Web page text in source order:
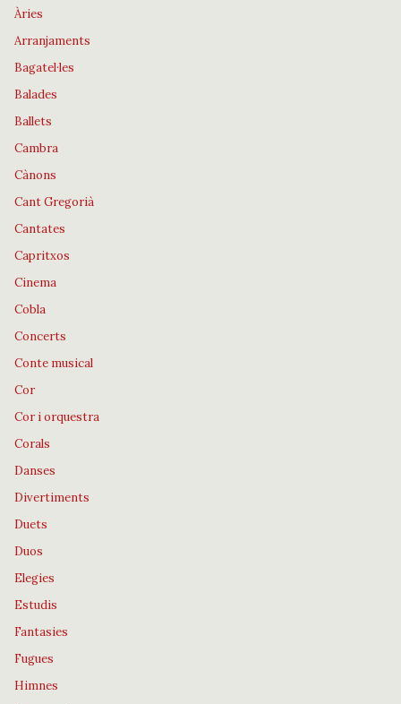
Àries
Arranjaments
Bagatel·les
Balades
Ballets
Cambra
Cànons
Cant Gregorià
Cantates
Capritxos
Cinema
Cobla
Concerts
Conte musical
Cor
Cor i orquestra
Corals
Danses
Divertiments
Duets
Duos
Elegies
Estudis
Fantasies
Fugues
Himnes